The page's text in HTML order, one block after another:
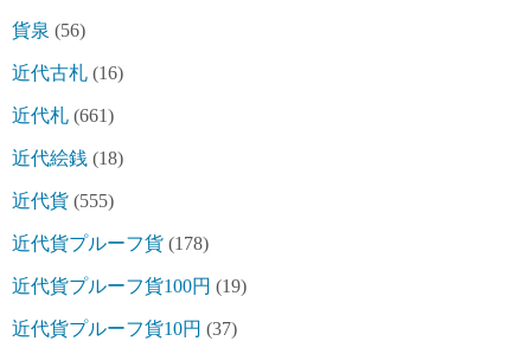
貨泉 (56)
近代古札 (16)
近代札 (661)
近代絵銭 (18)
近代貨 (555)
近代貨プルーフ貨 (178)
近代貨プルーフ貨100円 (19)
近代貨プルーフ貨10円 (37)